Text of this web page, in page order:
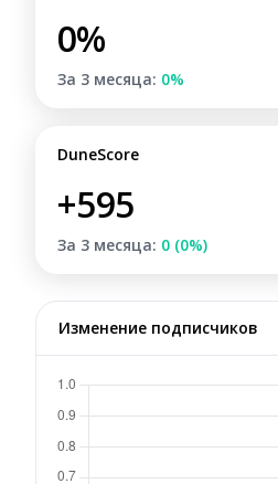
0%
За 3 месяца: 0%
DuneScore
+595
За 3 месяца: 0 (0%)
Изменение подписчиков